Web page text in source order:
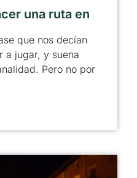
una ruta en
que nos decían
a jugar, y suena
Pero no por